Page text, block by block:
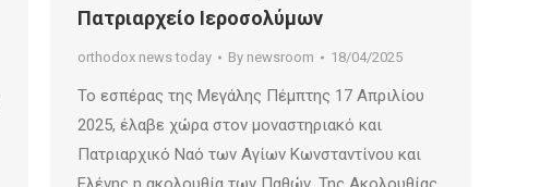
Πατριαρχείο Ιεροσολύμων
orthodox news today By newsroom 18/04/2025
Το εσπέρας της Μεγάλης Πέμπτης 17 Απριλίου
2025, έλαβε χώρα στον μοναστηριακό και
Πατριαρχικό Ναό των Αγίων Κωνσταντίνου και